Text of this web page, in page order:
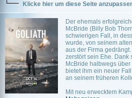
Klicke hier um diese Seite
Der ehemals
McBride (Billy Bob
schwierigen Fall, in
wurde, von seinem
aus der Firma
zerstört sein Ehe. Dank
McBride halbwegs
bietet ihm ein neuer
an seinem früheren
Mit neu erwecktem